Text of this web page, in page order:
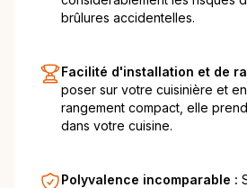
brûlures accidentelles.
Facilité d'installation et de
poser sur votre cuisinière et
rangement compact, elle
dans votre cuisine.
Polyvalence incomparable :